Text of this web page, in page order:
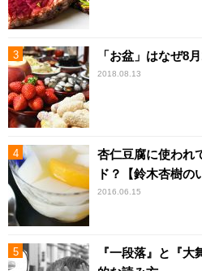
「お盆」はなぜ8
2018.08.13
杏仁豆腐に使われ
ド？【鈴木杏樹の
2016.06.15
『一段落』と『